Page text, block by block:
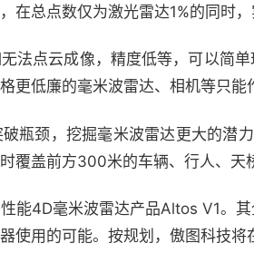
在总点数仅为激光雷达1%的同时，
法点云成像，精度低等，可以简
更低廉的毫米波雷达、相机等只能
瓶颈，挖掘毫米波雷达更大的潜
覆盖前方300米的车辆、行人、天
4D毫米波雷达产品Altos V1。
使用的可能。按规划，傲图科技将